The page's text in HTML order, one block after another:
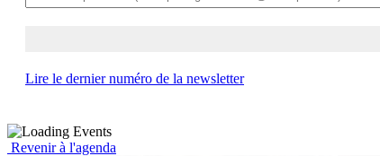
Lire le dernier numéro de la newsletter
Revenir à l'agenda